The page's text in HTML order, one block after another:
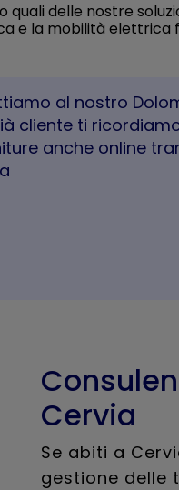
quali delle nostre
e la mobilità elettrica
al nostro
cliente ti
anche online
Cervia
Se abiti a
gestione delle